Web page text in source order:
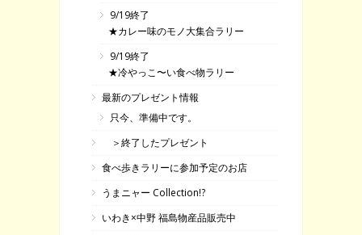
9/19終了
★カレー味のモノ大集合ラリー
9/19終了
★冷やっこ〜い食べ物ラリー
最新のプレゼント情報
只今、準備中です。
＞終了したプレゼント
食べ歩きラリーに参加予定のお店
うまニャー Collection!?
いわき×中野 福島物産品販売中